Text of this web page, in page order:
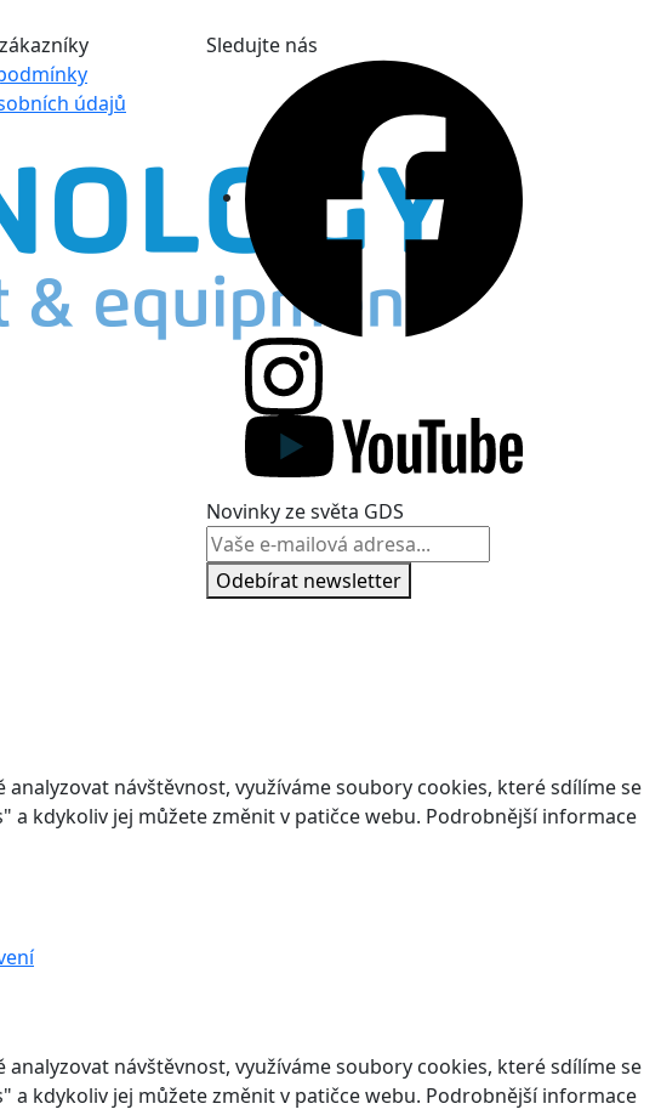
údajů
Sledujte nás
Novinky ze světa GDS
Odebírat newsletter
návštěvnost, využíváme soubory cookies, které sdílíme se
a kdykoliv jej můžete změnit v patičce webu. Podrobnější informace
návštěvnost, využíváme soubory cookies, které sdílíme se
a kdykoliv jej můžete změnit v patičce webu. Podrobnější informace